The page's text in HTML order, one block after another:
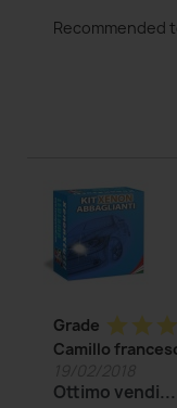
Recommended
Grade star star star
Camillo
Ottimo vendi...